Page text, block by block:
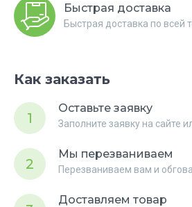
Быстрая доставка
Быстрая доставка по всей
Как заказать
1
Оставьте заявку
Заполните заявку на сайте
2
Мы перезваниваем
Перезваниваем вам и
Доставляем товар